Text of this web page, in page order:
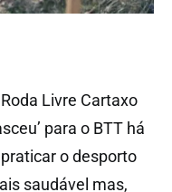
Livre Cartaxo
para o BTT há
o desporto
saudável mas,